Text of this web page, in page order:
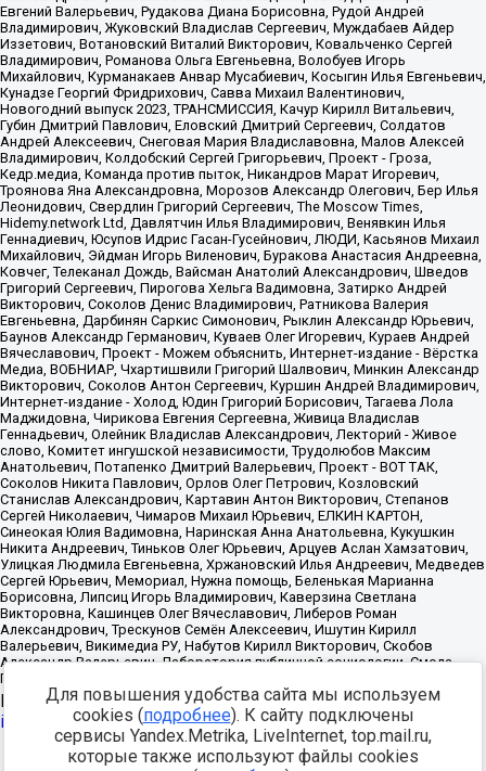
Источник:https://minjust.gov.ru/uploaded/files/reestr-
inostrannyih-agentov-22-03-2024.pdfданные на22.03.2024
Разработка -
Для повышения удобства сайта мы используем
cookies (подробнее). К сайту подключены
сервисы Yandex.Metrika, LiveInternet, top.mail.ru,
которые также используют файлы cookies